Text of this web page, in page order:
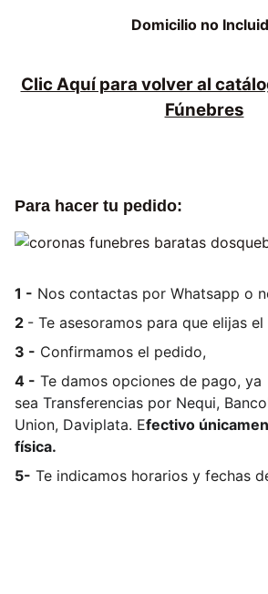
Domicilio no
Clic Aquí para volver al
Fúnebres
Para hacer tu pedido:
1 - Nos contactas por Whatsapp o
2 - Te asesoramos para que elijas
3 - Confirmamos el pedido,
4 - Te damos opciones de pago, ya
sea Transferencias por Nequi,
Union, Daviplata. Efectivo
física.
5- Te indicamos horarios y fechas